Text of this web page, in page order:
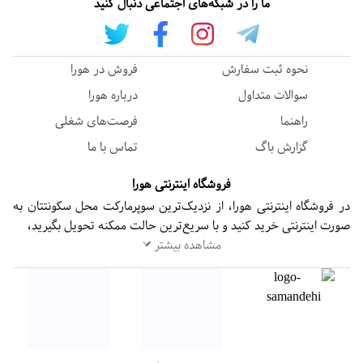
نحوه ثبت سفارش
سوالات متداول
راهنما
گزارش باگ
فروش در هورا
درباره هورا
فرصت‌های شغلی
تماس با ما
فروشگاه اینترنتی هورا
در فروشگاه اینترنتی هورا، از نزدیک‌ترین سوپرمارکت محل سکونتتان به
صورت اینترنتی خرید کنید و با سریع‌ترین حالت ممکنه تحویل بگیرید،
مشاهده بیشتر